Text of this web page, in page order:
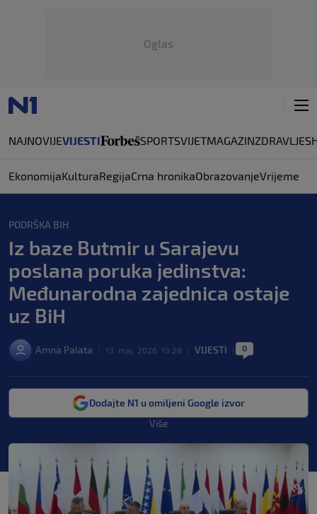
Oglas
NAJNOVIJEVIJESTI SPORTSVIJETMAGAZINZDRAVLJE
EkonomijaKulturaRegijaCrna hronikaObrazovanjeVrijeme
PODRŠKA BIH
Iz baze Butmir u Sarajevu
poslana poruka jedinstva:
Međunarodna zajednica ostaje
uz BiH
Amna Palata 13. maj. 2026. 13:28 VIJESTI 0
Dodajte N1 u omiljeni Google izvor
Više